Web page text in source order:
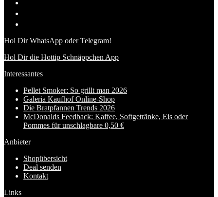
Hol Dir WhatsApp oder Telegram!
Hol Dir die Hottip Schnäppchen App
Interessantes
Pellet Smoker: So grillt man 2026
Galeria Kaufhof Online-Shop
Die Bratpfannen Trends 2026
McDonalds Feedback: Kaffee, Softgetränke, Eis oder
Pommes für unschlagbare 0,50 €
Anbieter
Shopübersicht
Deal senden
Kontakt
Links